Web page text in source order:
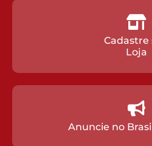
Cadastre
Loja
Anuncie no